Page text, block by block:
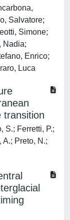
Salvatore;
Simone;
Nadia;
Enrico;
Luca
transition
S.; Ferretti, P.;
A.; Preto, N.;